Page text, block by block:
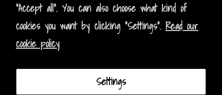
Datenschutz - Data Privacy
AGB - Terms and Conditions
Instagram
Facebook
"Accept all". You can also choose what kind of
cookies you want by clicking "Settings". Read our
cookie policy
Settings